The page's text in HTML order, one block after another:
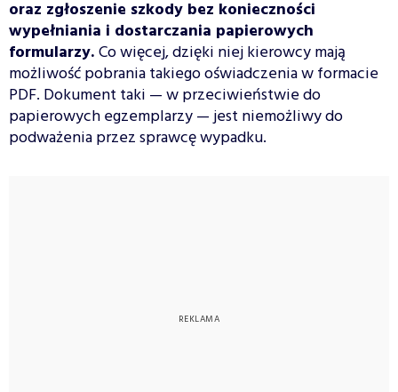
oraz zgłoszenie szkody bez konieczności
wypełniania i dostarczania papierowych
formularzy.Co więcej, dzięki niej kierowcy mają
możliwość pobrania takiego oświadczenia w formacie
PDF. Dokument taki — w przeciwieństwie do
papierowych egzemplarzy — jest niemożliwy do
podważenia przez sprawcę wypadku.